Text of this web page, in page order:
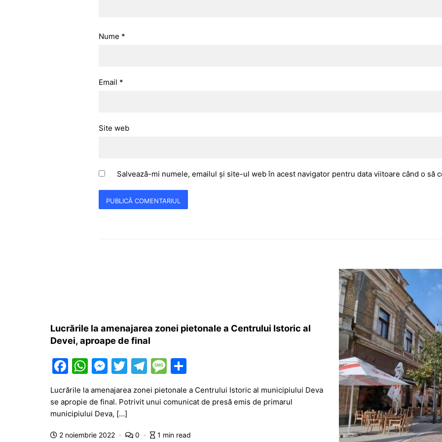
Nume *
Email *
Site web
Salvează-mi numele, emailul și site-ul web în acest navigator pentru data viitoare când o să
Lucrările la amenajarea zonei pietonale a Centrului Istoric al
Devei, aproape de final
F
a
c
e
b
W
at
s
A
M
e
s
s
e
T
itt
T
el
e
a
M
s
a
ta
a
Lucrările la amenajarea zonei pietonale a Centrului Istoric al municipiului Deva
se apropie de final. Potrivit unui comunicat de presă emis de primarul
municipiului Deva, […]
2 noiembrie 2022 0 1 min read